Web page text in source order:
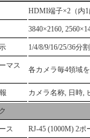
HDMI端子×2（内
3840×2160,
1/4/8/9/16/25/36分
マス
各カメラ毎4領域
カメラ名称, 日時,
ス RJ-45 (1000M) 2ポ